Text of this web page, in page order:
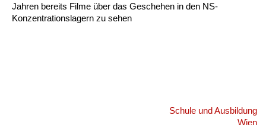
Jahren bereits Filme über das Geschehen in den NS-
Konzentrationslagern zu sehen
Schule und Ausbildung
Wien